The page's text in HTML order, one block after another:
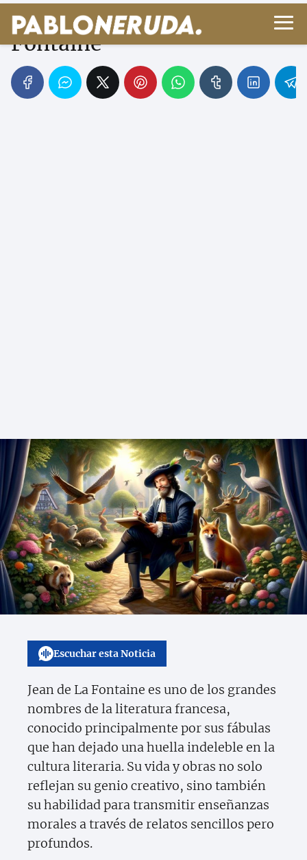
Biografía de Jean de La
Fontaine
Escuchar esta Noticia
Jean de La Fontaine es uno de los grandes
nombres de la literatura francesa,
conocido principalmente por sus fábulas
que han dejado una huella indeleble en la
cultura literaria. Su vida y obras no solo
reflejan su genio creativo, sino también
su habilidad para transmitir enseñanzas
morales a través de relatos sencillos pero
profundos.